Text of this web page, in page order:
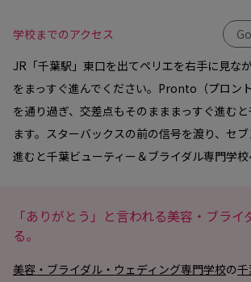
学校までのアクセス
JR「千葉駅」東口を出てペリエを右手に見な
をまっすぐ進んでください。Pronto（プロン
を通り過ぎ、交差点もそのまままっすぐ進む
ます。スターバックスの前の信号を渡り、セ
進むと千葉ビューティー＆ブライダル専門学校
「ありがとう」と言われる美容・ブラ
る。
美容・ブライダル・ウェディング専門学校の